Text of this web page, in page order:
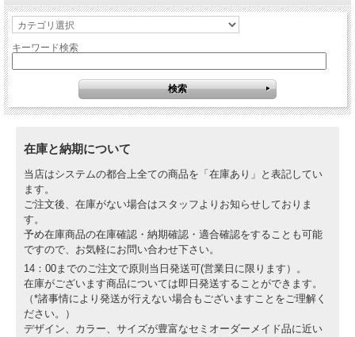
キーワード検索
在庫と納期について
当店はシステムの都合上全ての商品を「在庫あり」と表記してい
ます。
ご注文後、在庫がない場合はスタッフよりお知らせしておりま
す。
予め在庫商品の在庫確認・納期確認・適合確認をすることも可能
ですので、お気軽にお問い合わせ下さい。
14：00までのご注文で原則当日発送可(営業日に限ります）。
在庫がございます商品については即日発送することができます。
（*諸事情により発送が行えない場合もございますことをご理解く
ださい。）
デザイン、カラー、サイズが豊富なセミオーダーメイド品に近い